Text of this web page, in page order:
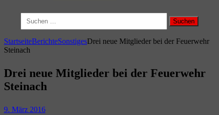
nach:
StartseiteBerichteSonstigesDrei neue Mitglieder bei der Feuerwehr
Steinach
Drei neue Mitglieder bei der Feuerwehr
Steinach
9. März 2016